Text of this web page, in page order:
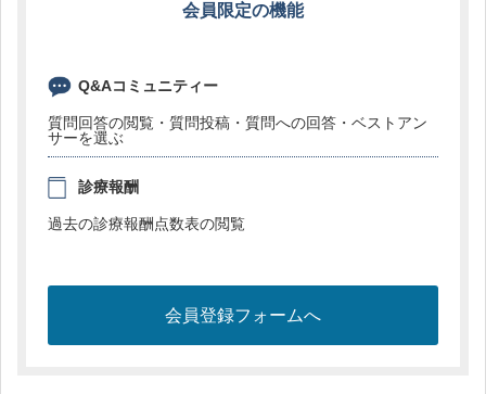
会員限定の機能
Q&Aコミュニティー
質問回答の閲覧・質問投稿・質問への回答・ベストアン
サーを選ぶ
診療報酬
過去の診療報酬点数表の閲覧
会員登録フォームへ